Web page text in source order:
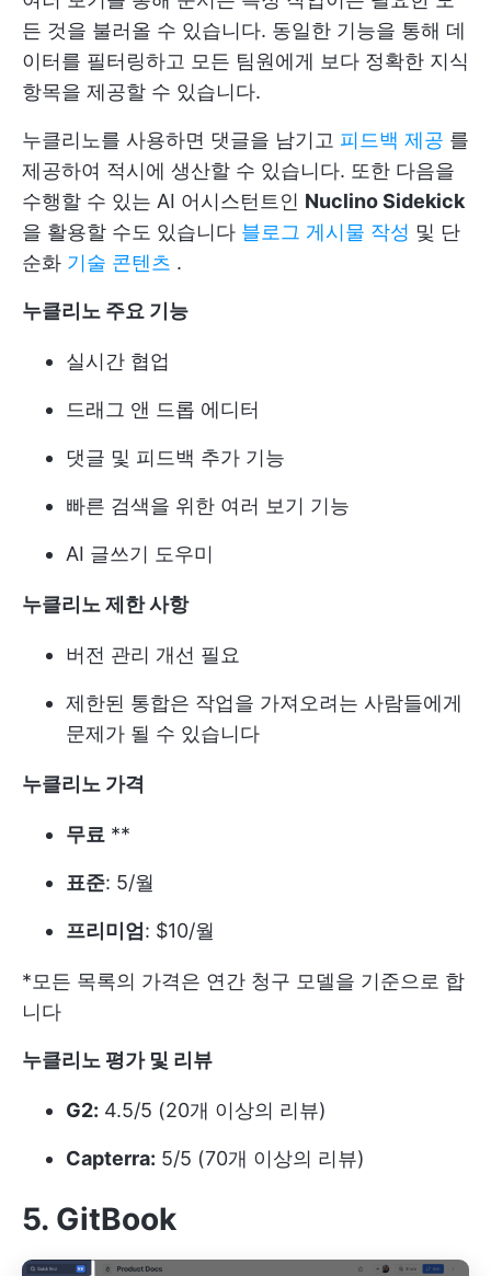
든 것을 불러올 수 있습니다. 동일한 기능을 통해 데
이터를 필터링하고 모든 팀원에게 보다 정확한 지식
항목을 제공할 수 있습니다.
누클리노를 사용하면 댓글을 남기고 피드백 제공 를
제공하여 적시에 생산할 수 있습니다. 또한 다음을
수행할 수 있는 AI 어시스턴트인 Nuclino Sidekick
을 활용할 수도 있습니다 블로그 게시물 작성 및 단
순화 기술 콘텐츠 .
누클리노 주요 기능
실시간 협업
드래그 앤 드롭 에디터
댓글 및 피드백 추가 기능
빠른 검색을 위한 여러 보기 기능
AI 글쓰기 도우미
누클리노 제한 사항
버전 관리 개선 필요
제한된 통합은 작업을 가져오려는 사람들에게
문제가 될 수 있습니다
누클리노 가격
무료 **
표준: 5/월
프리미엄 : $10/월
*모든 목록의 가격은 연간 청구 모델을 기준으로 합
니다
누클리노 평가 및 리뷰
G2: 4.5/5 (20개 이상의 리뷰)
Capterra: 5/5 (70개 이상의 리뷰)
5. GitBook